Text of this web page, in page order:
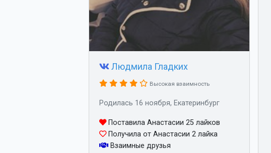
Людмила Гладких
Высокая взаимность
Родилась 16 ноября, Екатеринбург
Поставила Анастасии 25 лайков
Получила от Анастасии 2 лайка
Взаимные друзья